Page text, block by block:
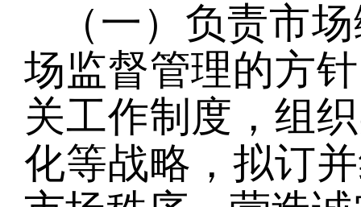
（一）负责市
场监督管理的方
关工作制度，组
化等战略，拟订